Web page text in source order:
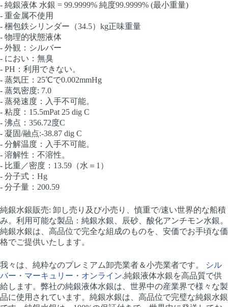
- 純銀液体 水銀 = 99.9999% 純度99.9999% (最小重量)
- 重金属不使用
- 梱包鉄シリンダー（34.5）kg正味重量
- 物理的状態液体
- 外観：シルバー
- におい：無臭
- PH：利用できない。
- 蒸気圧：25℃で0.002mmHg
- 蒸気密度: 7.0
- 蒸発速度：入手不可能。
- 粘度：15.5mPat 25 dig C
- 沸点：356.72度C
- 凝固/融点:-38.87 dig C
- 分解温度：入手不可能。
- 溶解性：不溶性。
- 比重／密度：13.59（水＝1）
- 分子式：Hg
- 分子量：200.59
純銀水銀販売: 卸し売り及び小売り、慎重で/速い世界的な船積
み。利用可能な製品：純銀水銀、辰砂、酸化アンチモン水銀。
純銀水銀は、高品位で完全な組成のものを、安価でお手頃な価
格でご提供いたします。
我々は、純粋なのプレミアム卸売業者＆小売業者です。
シル
バー・マーキュリー・オンライン.純銀液体水銀を高品質で供
給します。弊社の純銀液体水銀は、世界中の産業界で様々な製
品に使用されています。純銀水銀は、高品位で完璧な純銀水銀